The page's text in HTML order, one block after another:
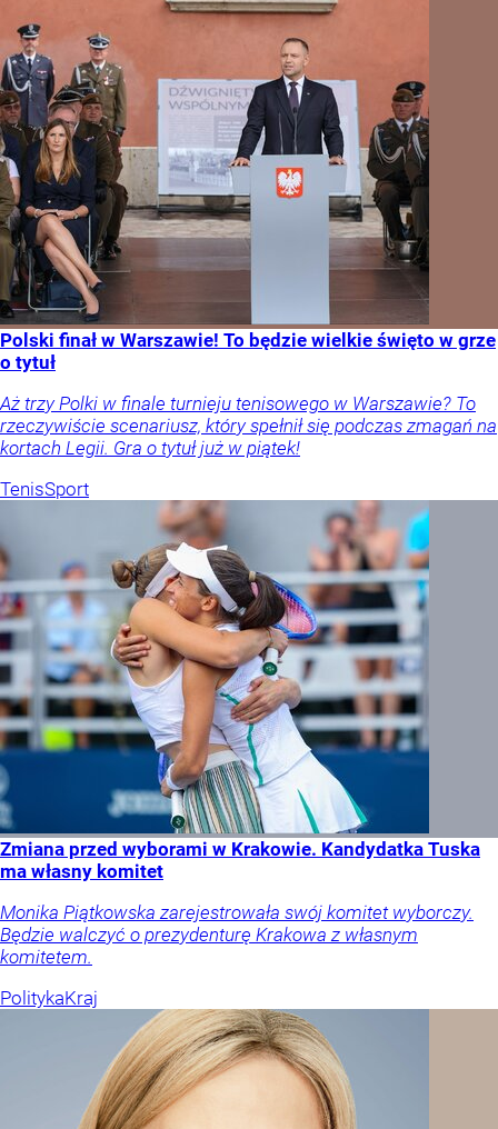
Polski finał w Warszawie! To będzie wielkie święto w grze
o tytuł
Aż trzy Polki w finale turnieju tenisowego w Warszawie? To
rzeczywiście scenariusz, który spełnił się podczas zmagań na
kortach Legii. Gra o tytuł już w piątek!
TenisSport
Zmiana przed wyborami w Krakowie. Kandydatka Tuska
ma własny komitet
Monika Piątkowska zarejestrowała swój komitet wyborczy.
Będzie walczyć o prezydenturę Krakowa z własnym
komitetem.
PolitykaKraj